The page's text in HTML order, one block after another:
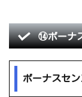
⑭ボーナ
ボーナスセン